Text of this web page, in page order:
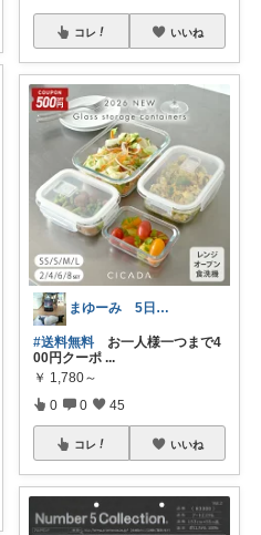
コレ いいね
まゆーみ 5日子供服と📱ケース感謝💖
#送料無料 お一人様一つまで4
00円クーポ ...
￥ 1,780～
0 0 45
コレ いいね